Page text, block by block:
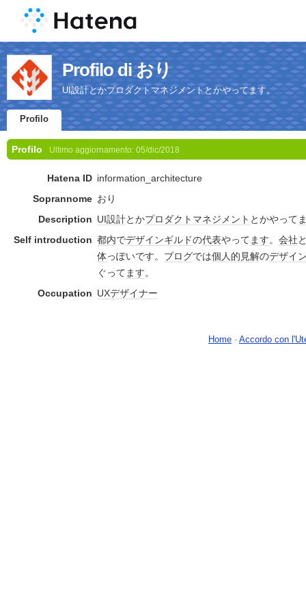
Profilo di おり
UI設計とかプロダクトマネジメントとかやってます。
Profilo
Profilo Ultimo aggiornamento: 05/dic/2018
Hatena ID information_architecture
Soprannome おり
Description UI設計とかプロダクトマネジメント とかやって
Self introduction 都内でデザインギルドの代表やってます。 会社
体っぽいです。 ブログでは個人的見解のデザイ
ぐってます。
Occupation UXデザイナー
Home - Accordo con